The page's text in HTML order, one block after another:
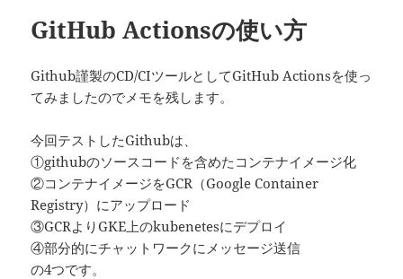
ー
GitHub Actionsの使い方
Github謹製のCD/CIツールとしてGitHub Actionsを使っ
てみましたのでメモを残します。
今回テストしたGithubは、
①githubのソースコードを含めたコンテナイメージ化
②コンテナイメージをGCR（Google Container
Registry）にアップロード
③GCRよりGKE上のkubenetesにデプロイ
④部分的にチャットワークにメッセージ送信
の4つです。